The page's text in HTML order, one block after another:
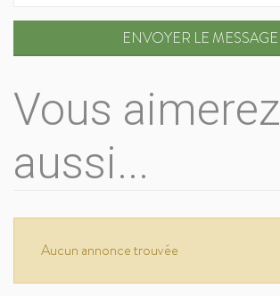
ENVOYER LE MESSAGE
Vous aimerez
aussi...
Aucun annonce trouvée